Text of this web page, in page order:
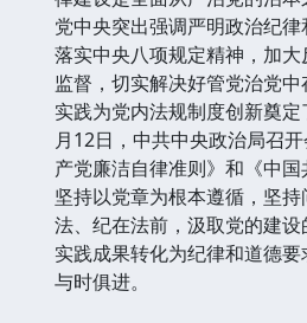
党中央突出强调严明政治纪律
落实中央八项规定精神，加
监督，切实解决好管党治党
实践为党内法规制度创新奠
月12日，中共中央政治局召
产党廉洁自律准则》和《中国
坚持以党章为根本遵循，坚
法、纪在法前，汲取党的建
实践成果转化为纪律和道德
与时俱进。